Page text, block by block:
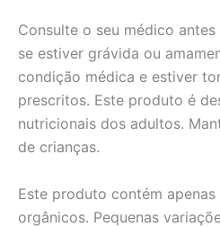
Consulte o seu médico
se estiver grávida ou
condição médica e estiver
prescritos. Este produto é
nutricionais dos adultos.
de crianças.
Este produto contém
orgânicos. Pequenas